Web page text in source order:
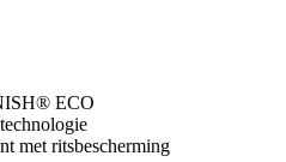
ECO
met ritsbescherming